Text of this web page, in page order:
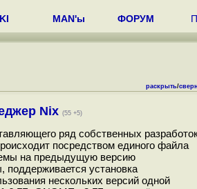
MAN'ы ФОРУМ
раскрыть/
Nix (55 +5)
ряд собственных
посредством единого файла
на предыдущую версию
поддерживается установка
нескольких версий одной